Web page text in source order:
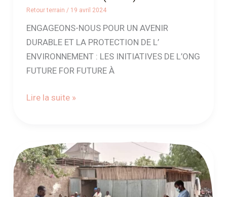
Retour terrain / 19 avril 2024
ENGAGEONS-NOUS POUR UN AVENIR
DURABLE ET LA PROTECTION DE L’
ENVIRONNEMENT : LES INITIATIVES DE L’ONG
FUTURE FOR FUTURE À
Lire la suite »
Témoignage
de
l’ONG
Isec